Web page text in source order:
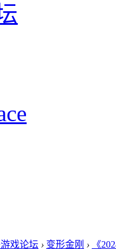
戏论坛 › 变形金刚 ›
《